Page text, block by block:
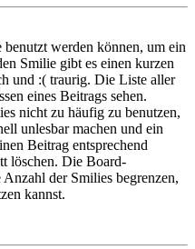
werden können, um ein
Smilie gibt es einen kurzen
und :( traurig. Die Liste aller
eines Beitrags sehen.
nicht zu häufig zu benutzen,
unlesbar machen und ein
Beitrag entsprechend
löschen. Die Board-
der Smilies begrenzen,
kannst.